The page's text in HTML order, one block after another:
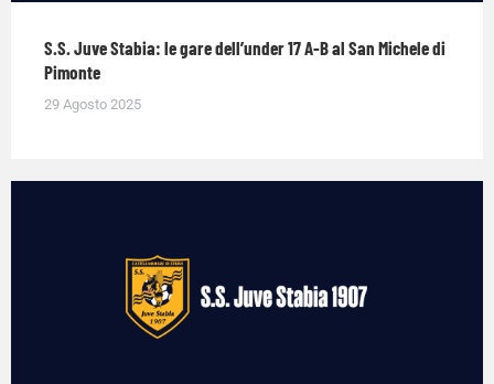
S.S. Juve Stabia: le gare dell’under 17 A-B al San Michele di
Pimonte
29 Agosto 2025